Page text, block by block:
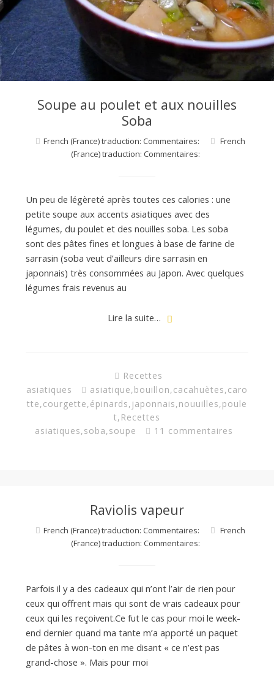
Soupe au poulet et aux nouilles
Soba
French (France) traduction: Commentaires:
French
(France) traduction: Commentaires:
Un peu de légèreté après toutes ces calories : une
petite soupe aux accents asiatiques avec des
légumes, du poulet et des nouilles soba. Les soba
sont des pâtes fines et longues à base de farine de
sarrasin (soba veut d’ailleurs dire sarrasin en
japonnais) très consommées au Japon. Avec quelques
légumes frais revenus au
Lire la suite…
Recettes
asiatiques
asiatique,bouillon,cacahuètes,caro
tte,courgette,épinards, japonnais,nouuilles,poule
t, Recettes
asiatiques,soba,soupe 11 commentaires
Raviolis vapeur
French (France) traduction: Commentaires:
French
(France) traduction: Commentaires:
Parfois il y a des cadeaux qui n’ont l’air de rien pour
ceux qui offrent mais qui sont de vrais cadeaux pour
ceux qui les reçoivent.Ce fut le cas pour moi le week-
end dernier quand ma tante m’a apporté un paquet
de pâtes à won-ton en me disant « ce n’est pas
grand-chose ». Mais pour moi